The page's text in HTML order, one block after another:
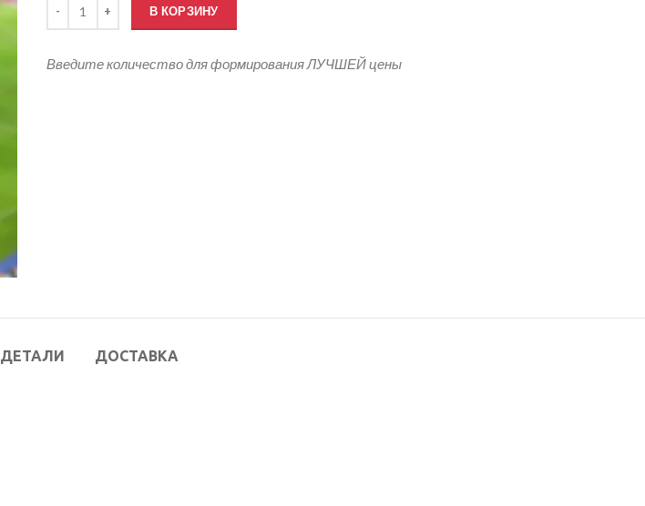
В КОРЗИНУ
Введите количество для формирования ЛУЧШЕЙ цены
ДЕТАЛИ ДОСТАВКА